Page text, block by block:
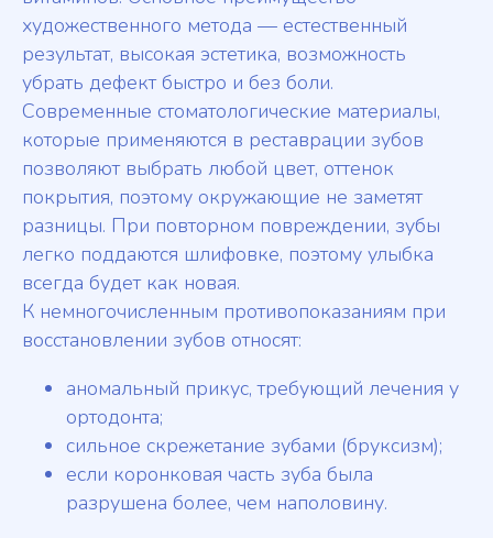
художественного метода — естественный
результат, высокая эстетика, возможность
убрать дефект быстро и без боли.
Современные стоматологические материалы,
которые применяются в реставрации зубов
позволяют выбрать любой цвет, оттенок
покрытия, поэтому окружающие не заметят
разницы. При повторном повреждении, зубы
легко поддаются шлифовке, поэтому улыбка
всегда будет как новая.
К немногочисленным противопоказаниям при
восстановлении зубов относят:
аномальный прикус, требующий лечения у
ортодонта;
сильное скрежетание зубами (бруксизм);
если коронковая часть зуба была
разрушена более, чем наполовину.